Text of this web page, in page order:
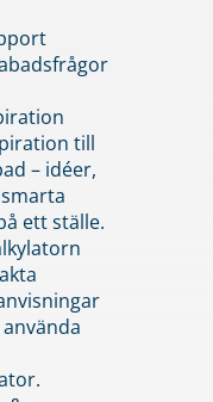
till
– idéer,
ett ställe.